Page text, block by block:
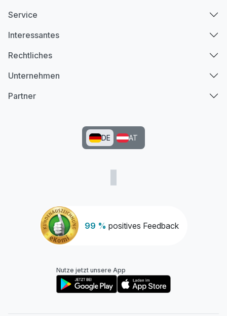
99 % positives Feedback
Service
Interessantes
Rechtliches
Unternehmen
Partner
DE AT
Nutze jetzt unsere App